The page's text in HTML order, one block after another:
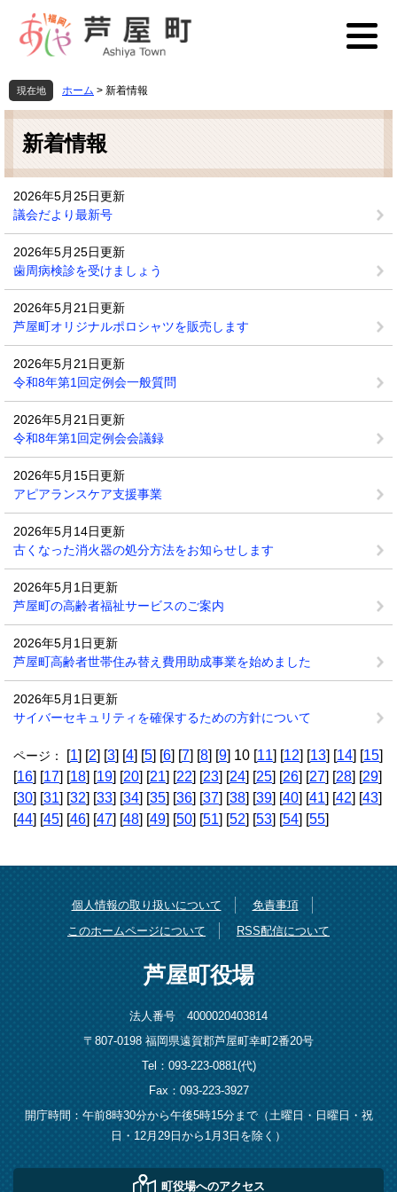
先
頭
を
飛
本
現在地 ホーム > 新着情報
本
新着情報
2026年5月25日更新
議会だより最新号
2026年5月25日更新
歯周病検診を受けましょう
2026年5月21日更新
芦屋町オリジナルポロシャツを販売します
2026年5月21日更新
令和8年第1回定例会一般質問
2026年5月21日更新
令和8年第1回定例会会議録
2026年5月15日更新
アピアランスケア支援事業
2026年5月14日更新
古くなった消火器の処分方法をお知らせします
2026年5月1日更新
芦屋町の高齢者福祉サービスのご案内
2026年5月1日更新
芦屋町高齢者世帯住み替え費用助成事業を始めました
2026年5月1日更新
サイバーセキュリティを確保するための方針について
ページ： [1] [2] [3] [4] [5] [6] [7] [8] [9] 10 [11] [12] [13] [14] [15]
[16] [17] [18] [19] [20] [21] [22] [23] [24] [25] [26] [27] [28] [29]
[30] [31] [32] [33] [34] [35] [36] [37] [38] [39] [40] [41] [42] [43]
[44] [45] [46] [47] [48] [49] [50] [51] [52] [53] [54] [55]
個人情報の取り扱いについて
免責事項
このホームページについて
RSS配信について
芦屋町役場
法人番号 4000020403814
〒807-0198 福岡県遠賀郡芦屋町幸町2番20号
Tel：093-223-0881(代)
Fax：093-223-3927
開庁時間：午前8時30分から午後5時15分まで（土曜日・日曜日・祝
日・12月29日から1月3日を除く）
町役場へのアクセス